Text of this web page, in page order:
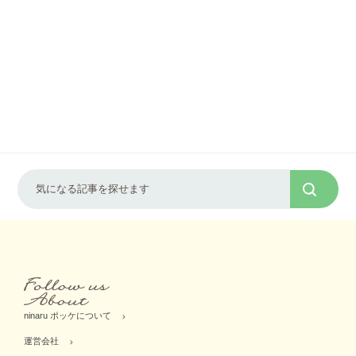
ninaru ポッケについて
運営会社